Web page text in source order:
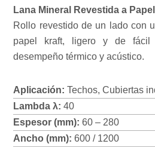
Lana Mineral Revestida a
Rollo revestido de un lado con
papel kraft, ligero y de fácil
desempeño térmico y acústico.
Aplicación: Techos, Cubiertas
Lambda λ: 40
Espesor (mm): 60 – 280
Ancho (mm): 600 / 1200